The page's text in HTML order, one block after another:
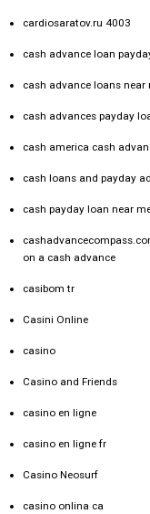
cardiosaratov.ru 4003
cash advance loan
cash advance loans near
cash advances payday
cash america cash
cash loans and payday
cash payday loan near
on a cash advance
casibom tr
Casini Online
casino
Casino and Friends
casino en ligne
casino en ligne fr
Casino Neosurf
casino onlina ca